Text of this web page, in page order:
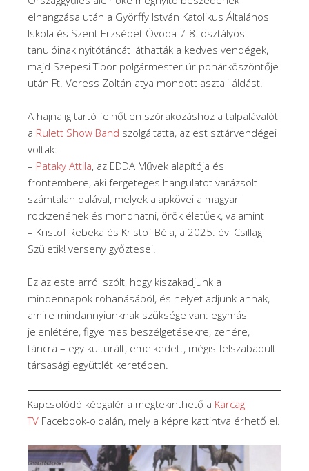
elhangzása után a Györffy István Katolikus Általános
Iskola és Szent Erzsébet Óvoda 7-8. osztályos
tanulóinak nyitótáncát láthatták a kedves vendégek,
majd Szepesi Tibor polgármester úr pohárköszöntője
után Ft. Veress Zoltán atya mondott asztali áldást.
A hajnalig tartó felhőtlen szórakozáshoz a talpalávalót
a Rulett Show Band szolgáltatta, az est sztárvendégei
voltak:
– Pataky Attila, az EDDA Művek alapítója és
frontembere, aki fergeteges hangulatot varázsolt
számtalan dalával, melyek alapkövei a magyar
rockzenének és mondhatni, örök életűek, valamint
– Kristof Rebeka és Kristof Béla, a 2025. évi Csillag
Születik! verseny győztesei.
Ez az este arról szólt, hogy kiszakadjunk a
mindennapok rohanásából, és helyet adjunk annak,
amire mindannyiunknak szüksége van: egymás
jelenlétére, figyelmes beszélgetésekre, zenére,
táncra – egy kulturált, emelkedett, mégis felszabadult
társasági együttlét keretében.
Kapcsolódó képgaléria megtekinthető a Karcag
TV Facebook-oldalán, mely a képre kattintva érhető el.